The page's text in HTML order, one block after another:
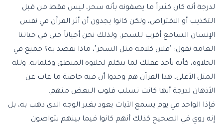
لدرجة أنه كان كثيراً ما يصفونه بأنه سحر، ليس فقط من قبل
التكذيب أو الافتراض، ولكن كانوا يجدون أن أثر القرآن في نفس
الإنسان السامع أقرب للسحر. ولذلك نحن أحياناً حتى في حياتنا
العامة نقول: "فلان كلامه مثل السحر"، ماذا يقصد به؟ جميع في
الحلاوة، كأنه يأخذ عقلك لما يتكلم لحلاوة المنطق وكلماته. ولله
المثل الأعلى، هذا القرآن هم وجدوا أن فيه خاصة ما غاب عن
الأذهان لدرجة أنها كانت تسلب قلوب البعض منهم.
فإذا الواحد في يوم يسمع الآيات يعود بغير الوجه الذي ذهب به، بل
إنه روي في الصحيح كذلك أنهم كانوا فيما بينهم يتواصون